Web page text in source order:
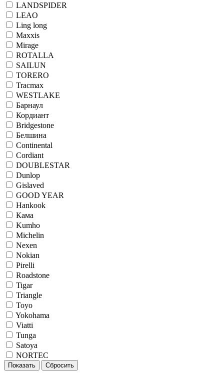
LANDSPIDER
LEAO
Ling long
Maxxis
Mirage
ROTALLA
SAILUN
TORERO
Tracmax
WESTLAKE
Барнаул
Кордиант
Bridgestone
Белшина
Continental
Cordiant
DOUBLESTAR
Dunlop
Gislaved
GOOD YEAR
Hankook
Кама
Kumho
Michelin
Nexen
Nokian
Pirelli
Roadstone
Tigar
Triangle
Toyo
Yokohama
Viatti
Tunga
Satoya
NORTEC
Показать Сбросить